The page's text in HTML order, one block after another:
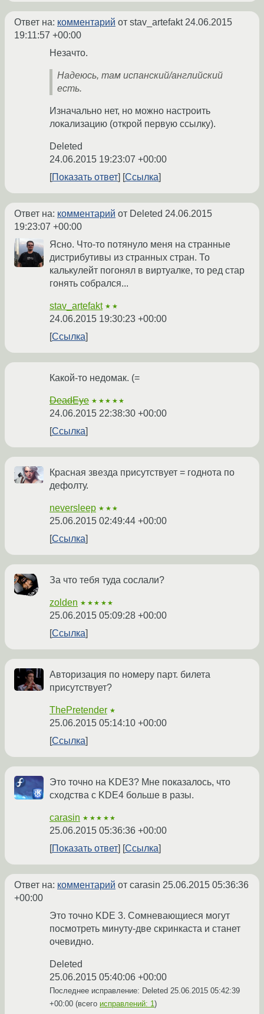
Ответ на: комментарий от stav_artefakt24.06.2015
19:11:57 +00:00
Незачто.
Надеюсь, там испанский/английский
есть.
Изначально нет, но можно настроить
локализацию (открой первую ссылку).
Deleted
24.06.2015 19:23:07 +00:00
Показать ответ
Ссылка
Ответ на: комментарий от Deleted 24.06.2015
19:23:07 +00:00
Ясно. Что-то потянуло меня на странные
дистрибутивы из странных стран. То
калькулейт погонял в виртуалке, то ред стар
гонять собрался...
stav_artefakt ★★
24.06.2015 19:30:23 +00:00
Ссылка
Какой-то недомак. (=
DeadEye ★★★★★
24.06.2015 22:38:30 +00:00
Ссылка
Красная звезда присутствует = годнота по
дефолту.
neversleep ★★★
25.06.2015 02:49:44 +00:00
Ссылка
За что тебя туда сослали?
zolden ★★★★★
25.06.2015 05:09:28 +00:00
Ссылка
Авторизация по номеру парт. билета
присутствует?
ThePretender ★
25.06.2015 05:14:10 +00:00
Ссылка
Это точно на KDE3? Мне показалось, что
сходства с KDE4 больше в разы.
carasin ★★★★★
25.06.2015 05:36:36 +00:00
Показать ответ
Ссылка
Ответ на: комментарий от carasin 25.06.2015 05:36:36
+00:00
Это точно KDE 3. Cомневающиеся могут
посмотреть минуту-две скринкаста и станет
очевидно.
Deleted
25.06.2015 05:40:06 +00:00
Последнее исправление: Deleted 25.06.2015 05:42:39
+00:00 (всего исправлений: 1)